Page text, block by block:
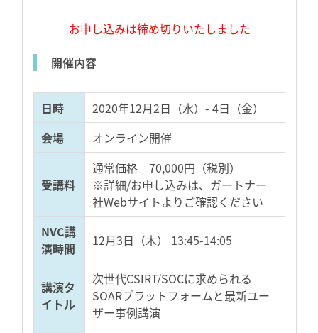
お申し込みは締め切りいたしました
開催内容
日時
2020年12月2日（水）- 4日（金）
会場
オンライン開催
受講料
通常価格 70,000円（税別）
※詳細/お申し込みは、ガートナー
社Webサイトよりご確認ください
NVC講
演時間
12月3日（木） 13:45-14:05
講演タ
イトル
次世代CSIRT/SOCに求められる
SOARプラットフォームと最新ユー
ザー事例講演